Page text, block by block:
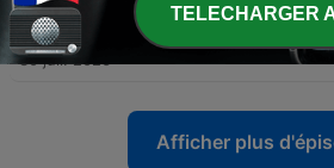
1413 - Cinco explicações sobre o
entre a FIFA e a UEFA | 30 Jul.
30 juil. 2026
Afficher plus
TELECHARGER